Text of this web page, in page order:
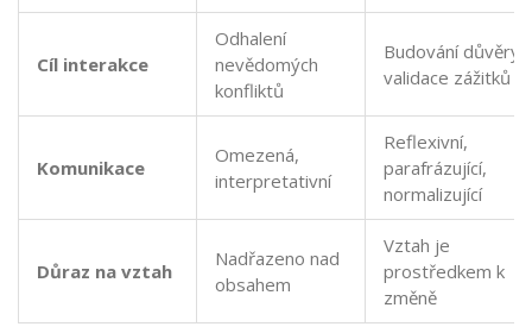
Cíl interakce
Odhalení
nevědomých
konfliktů
Budování důvěry
validace zážitků
Komunikace
Omezená,
interpretativní
Reflexivní,
parafrázující,
normalizující
Důraz na vztah
Nadřazeno nad
obsahem
Vztah je
prostředkem k
změně